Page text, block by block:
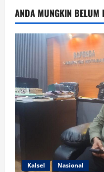
ANDA MUNGKIN BELUM
Kalsel Nasional